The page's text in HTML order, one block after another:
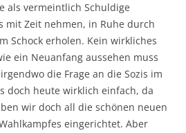
als vermeintlich Schuldige
mit Zeit nehmen, in Ruhe durch
Schock erholen. Kein wirkliches
ein Neuanfang aussehen muss
die Frage an die Sozis im
doch heute wirklich einfach, da
wir doch all die schönen neuen
eingerichtet. Aber